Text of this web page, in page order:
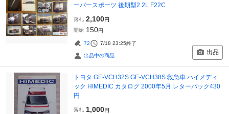
ーパースポーツ 後期型2.2L F22C
落札 2,100円
開始 150円
72 7/18 23:25終了
出品中の商品 出品
トヨタ GE-VCH32S GE-VCH38S 救急車 ハイメディ
ック HIMEDIC カタログ 2000年5月 レターパック430
円
落札 1,000円